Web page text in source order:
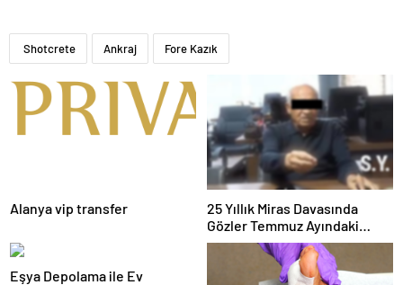
Shotcrete Ankraj Fore Kazık
Alanya vip transfer
25 Yıllık Miras Davasında
Gözler Temmuz Ayındaki
Karar Duruşmasına Çevrildi
Eşya Depolama ile Ev